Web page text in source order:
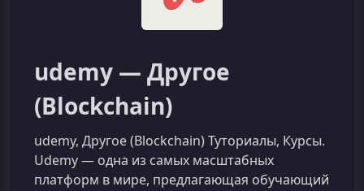
udemy — Другоe
(Blockchain)
udemy, Другоe (Blockchain) Туториалы, Курсы.
Udemy — одна из самых масштабных
платформ в мире, предлагающая обучающий